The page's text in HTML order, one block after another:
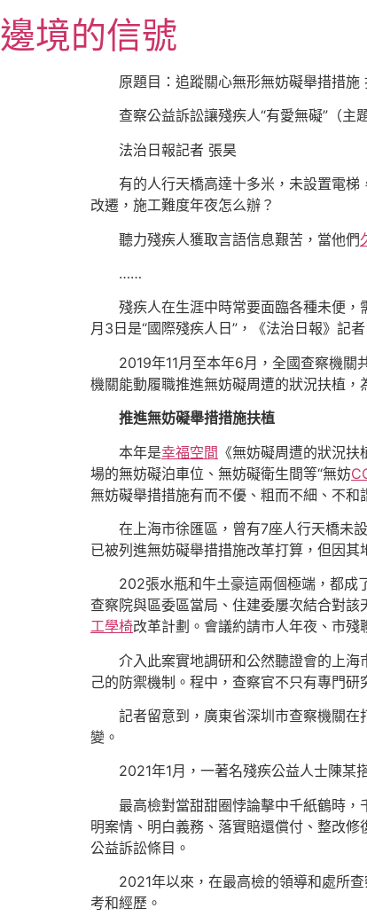
至
主
邊境的信號
原題目：追蹤關心無形無妨礙舉措措施
查察公益訴訟讓殘疾人“有愛無礙”（主題
法治日報記者 張昊
有的人行天橋高達十多米，未設置電梯
改遷，施工難度年夜怎么辦？
聽力殘疾人獲取言語信息艱苦，當他們
……
殘疾人在生涯中時常要面臨各種未便，
月3日是“國際殘疾人日”，《法治日報》記
2019年11月至本年6月，全國查察機
機關能動履職推進無妨礙周遭的狀況扶植
推進無妨礙舉措措施扶植
本年是幸福空間 《無妨礙周遭的狀況
場的無妨礙泊車位、無妨礙衛生間等“無妨
無妨礙舉措措施有而不優、粗而不細、不和
在上海市徐匯區，曾有7座人行天橋未
已被列進無妨礙舉措措施改革打算，但因
202張水瓶和牛土豪這兩個極端，都成
查察院與區委區當局、住建委屢次結合對
工學椅改革計劃。會議約請市人年夜、市
介入此案實地調研和公然聽證會的上
己的防禦機制。程中，查察官不只有專門
記者留意到，廣東省深圳市查察機關在
變。
2021年1月，一著名殘疾公益人士陳某
最高檢對當甜甜圈悖論擊中千紙鶴時
明案情、明白義務、落實賠還償付、整改
公益訴訟條目。
2021年以來，在最高檢的領導和處所
考和經歷。